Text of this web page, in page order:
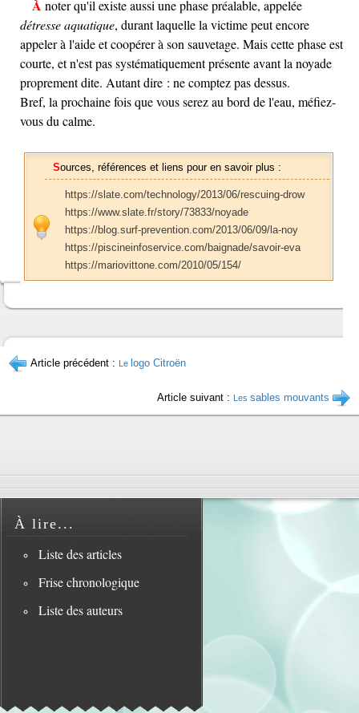
À noter qu'il existe aussi une phase préalable, appelée
détresse aquatique, durant laquelle la victime peut encore
appeler à l'aide et coopérer à son sauvetage. Mais cette phase est
courte, et n'est pas systématiquement présente avant la noyade
proprement dite. Autant dire : ne comptez pas dessus.
Bref, la prochaine fois que vous serez au bord de l'eau, méfiez-
vous du calme.
Sources, références et liens pour en savoir plus :
https://slate.com/technology/2013/06/rescuing-drow
https://www.slate.fr/story/73833/noyade
https://blog.surf-prevention.com/2013/06/09/la-noy
https://piscineinfoservice.com/baignade/savoir-eva
https://mariovittone.com/2010/05/154/
Article précédent : Le logo Citroën
Article suivant : Les sables mouvants
À lire...
Liste des articles
Frise chronologique
Liste des auteurs